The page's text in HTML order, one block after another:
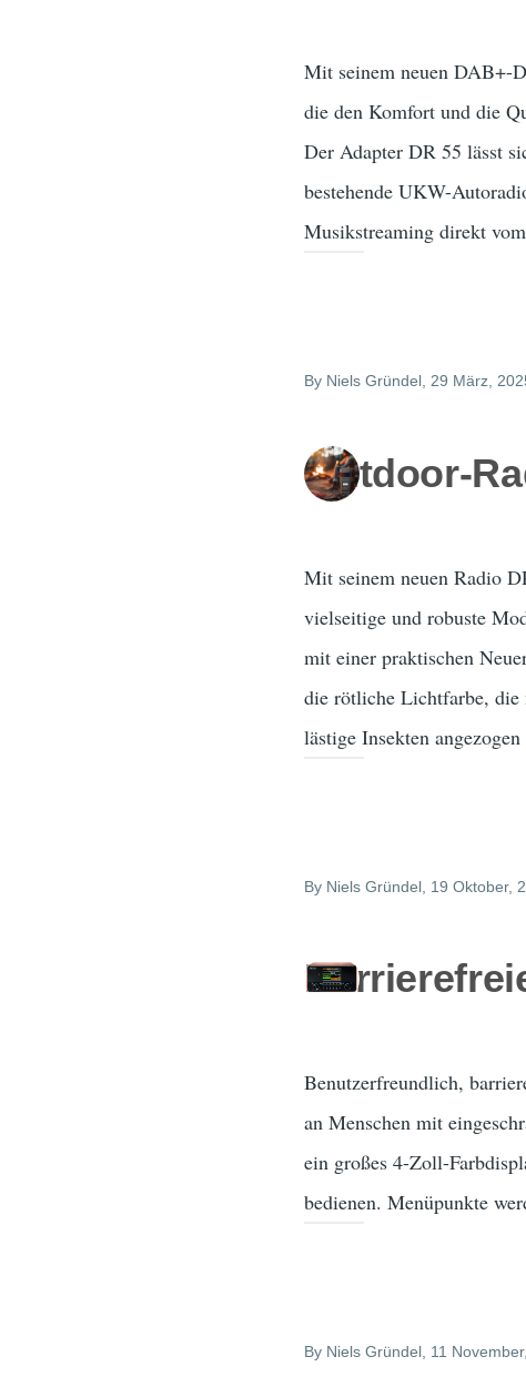
Mit seinem neuen DAB+-
die den Komfort und die
Der Adapter DR 55 lässt
bestehende UKW-
Musikstreaming direkt
By Niels Gründel , 29 März,
Outdoor-
Mit seinem neuen Radio
vielseitige und robuste
mit einer praktischen
die rötliche Lichtfarbe, die
lästige Insekten
By Niels Gründel , 19 Oktober,
Benutzerfreundlich,
an Menschen mit
ein großes 4-Zoll-
bedienen. Menüpunkte
By Niels Gründel, 11